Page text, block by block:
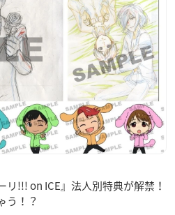
!!! on ICE』法人別特典が解禁！
う！？